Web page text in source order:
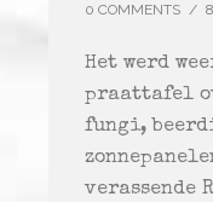
0 COMMENTS /
Het werd
praattafel
fungi,
verassende